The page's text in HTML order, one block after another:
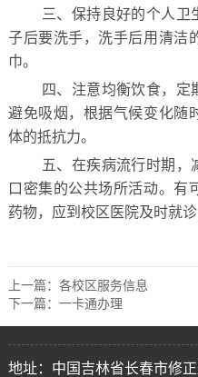
三、 保持良好的个人卫
子后要洗手，洗手后用清洁
巾。
四、 注意均衡饮食，定
避免吸烟，根据气候变化随
体的抵抗力。
五、 在疾病流行时期，
口密集的公共场所活动。有
药物，应到校区医院及时就
上一篇： 各校区服务信息
下一篇： 一卡通办理
地址：中国吉林省长春市修